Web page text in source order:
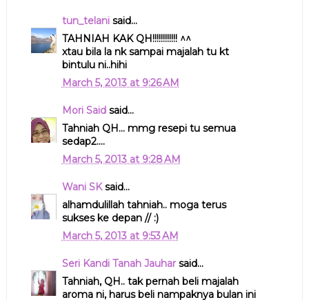
tun_telanisaid...
TAHNIAH KAK QH!!!!!!!!!!!! ^^
xtau bila la nk sampai majalah tu kt
bintulu ni..hihi
March 5, 2013 at 9:26 AM
Mori Saidsaid...
Tahniah QH... mmg resepi tu semua
sedap2....
March 5, 2013 at 9:28 AM
Wani SKsaid...
alhamdulillah tahniah.. moga terus
sukses ke depan // :)
March 5, 2013 at 9:53 AM
Seri Kandi Tanah Jauharsaid...
Tahniah, QH.. tak pernah beli majalah
aroma ni, harus beli nampaknya bulan ini